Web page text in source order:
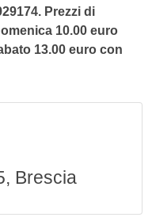
Prezzi di
10.00 euro
13.00 euro con
Brescia